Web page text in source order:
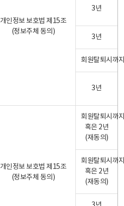
개인정보 보호법 제15조
(정보주체 동의)
3년
3년
회원탈퇴시까
3년
개인정보 보호법 제15조
(정보주체 동의)
회원탈퇴시까
혹은 2년
(재동의)
회원탈퇴시까
혹은 2년
(재동의)